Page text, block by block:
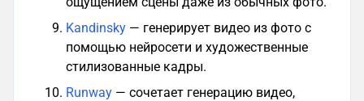
Kandinsky — генерирует видео из фото с
помощью нейросети и художественные
стилизованные кадры.
Runway — сочетает генерацию видео,